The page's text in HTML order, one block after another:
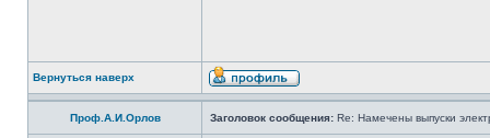
Вернуться наверх
Проф.А.И.Орлов Заголовок сообщения: Re: Намечены выпуски